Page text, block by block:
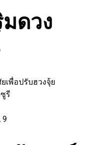
มดวง
เพื่อปรับฮวงจุ้ย
รี
9